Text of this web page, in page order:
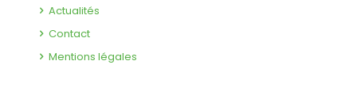
Actualités
Contact
Mentions légales